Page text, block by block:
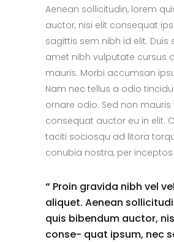
Aenean sollicitudin, lorem
auctor, nisi elit consequat
sagittis sem nibh id elit. Duis
amet nibh vulputate cursus
mauris. Morbi accumsan
Nam nec tellus a odio
ornare odio. Sed non mauris
consequat auctor eu in elit.
taciti sociosqu ad litora
conubia nostra, per
“ Proin gravida nibh vel
aliquet. Aenean
quis bibendum auctor,
conse- quat ipsum, nec